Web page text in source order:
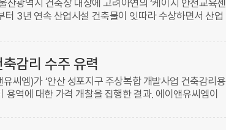
산광역시 건축상 대상에 고려아연의 ‘케이지 안전교육센
터 3년 연속 산업시설 건축물이 잇따라 수상하면서 산업
신 방향성이 정립되고 있다는 평가가 나온다.울산시는 전
감리 수주 유력
씨엠)가 ‘안산 성포지구 주상복합 개발사업 건축감리용
역에 대한 가격 개찰을 집행한 결과, 에이앤유씨엠이